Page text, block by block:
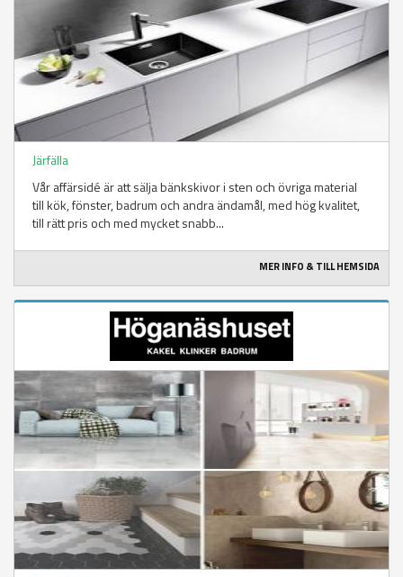
Järfälla
Vår affärsidé är att sälja bänkskivor i sten och övriga material
till kök, fönster, badrum och andra ändamål, med hög kvalitet,
till rätt pris och med mycket snabb...
MER INFO & TILL HEMSIDA